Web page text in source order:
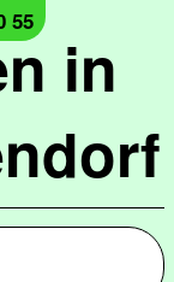
in
55